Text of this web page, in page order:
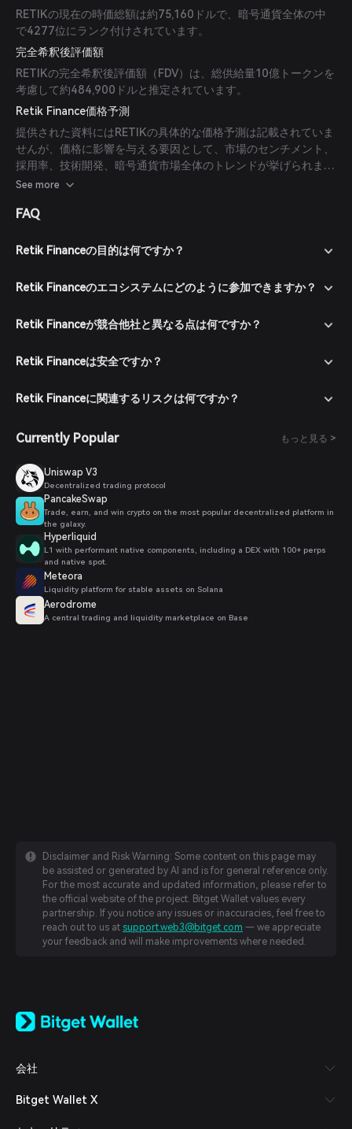
RETIKの現在の時価総額は約75,160ドルで、暗号通貨全体の中
で4277位にランク付けされています。
完全希釈後評価額
RETIKの完全希釈後評価額（FDV）は、総供給量10億トークンを
考慮して約484,900ドルと推定されています。
Retik Finance価格予測
提供された資料にはRETIKの具体的な価格予測は記載されていま
せんが、価格に影響を与える要因として、市場のセンチメント、
採用率、技術開発、暗号通貨市場全体のトレンドが挙げられま
す。投資家はこれらの要素を考慮し、十分なリサーチを実施した
See more
FAQ
Retik Financeの目的は何ですか？
Retik Financeのエコシステムにどのように参加できますか？
Retik Financeが競合他社と異なる点は何ですか？
Retik Financeは安全ですか？
Retik Financeに関連するリスクは何ですか？
Currently Popular もっと見る >
Uniswap V3
Decentralized trading protocol
PancakeSwap
Trade, earn, and win crypto on the most popular decentralized platform in
the galaxy.
Hyperliquid
L1 with performant native components, including a DEX with 100+ perps
and native spot.
Meteora
Liquidity platform for stable assets on Solana
Aerodrome
A central trading and liquidity marketplace on Base
Disclaimer and Risk Warning: Some content on this page may
be assisted or generated by AI and is for general reference only.
For the most accurate and updated information, please refer to
the official website of the project. Bitget Wallet values every
partnership. If you notice any issues or inaccuracies, feel free to
reach out to us at support.web3@bitget.com — we appreciate
your feedback and will make improvements where needed.
日本語
Español (Latinoamérica)
Italiano
会社
Bitget Wallet X